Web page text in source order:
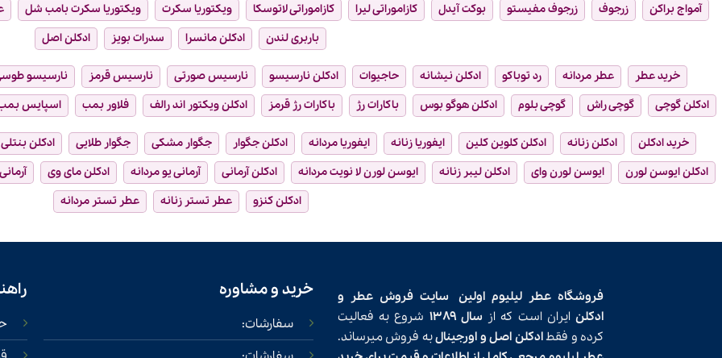
آمواج براکن
زرجوف زرجوف مفیستو بوکت آیدل کازاموراتی لیرا کازاموراتی لاتوسکا ویکتوریا سکرت ویکتوریا سکرت بامب شل
باربری لندن
ادکلن مانسرا سدرات بویز ادکلن اصل
خرید عطر عطر مردانه رد توباکو ادکلن نیشانه حاجیوات ادکلن نارسیسو نارسیس صورتی نارسیس قرمز نارسیسو
ادکلن گوچی
گوچی راش گوچی بلوم ادکلن هوگو بوس باکارات رژ باکارات رژ قرمز ادکلن ویکتور اند رالف فلاور بمب اسپایس
خرید ادکلن ادکلن زنانه ادکلن کلوین کلین ایفوریا زنانه ایفوریا مردانه ادکلن جگوار جگوار مشکی جگوار طلایی ادکلن بنتلی
ادکلن ایوسن لورن
ایوسن لورن وای ادکلن لیبر زنانه ایوسن لورن لا نویت مردانه ادکلن آرمانی آرمانی یو مردانه ادکلن مای وی
ادکلن کنزو
عطر تستر زنانه عطر تستر مردانه
فروشگاه عطر لیلیوم اولین
سایت فروش عطر و
ادکلنایران است که از سال ۱۳۸۹
شروع به فعالیت
کرده و فقطادکلن اصل و اورجینالبه فروش میرساند.
خرید و مشاوره
سفارشات: